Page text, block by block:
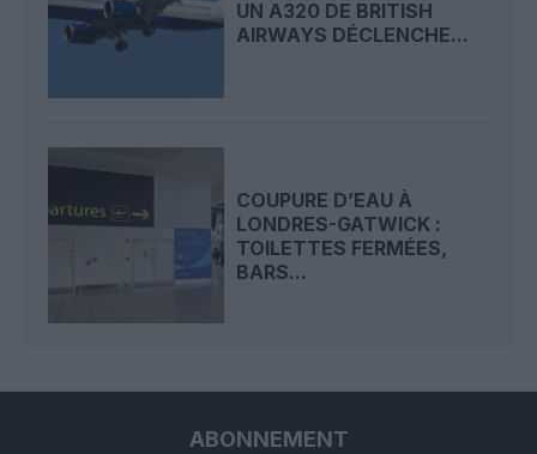
UN A320 DE BRITISH
AIRWAYS DÉCLENCHE...
COUPURE D’EAU À
LONDRES-GATWICK :
TOILETTES FERMÉES,
BARS...
ABONNEMENT